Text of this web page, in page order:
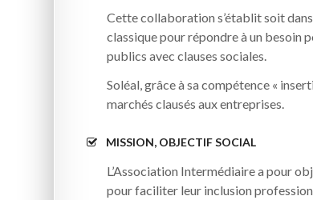
Cette collaboration s’établit soit
classique pour répondre à un besoin
publics avec clauses sociales.
Soléal, grâce à sa compétence «
marchés clausés aux entreprises.
MISSION, OBJECTIF SOCIAL
L’Association Intermédiaire a pour
pour faciliter leur inclusion